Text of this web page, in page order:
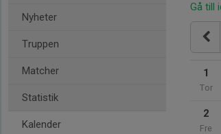
Nyheter
Truppen
Matcher
Statistik
Kalender
Gå till
1
Tor
2
Fre